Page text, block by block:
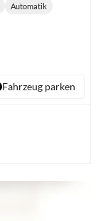
Getriebe:
Automatik
Fahrzeug parken